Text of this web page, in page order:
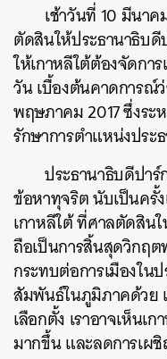
เช้าวันที่ 10 มีนา
ตัดสินให้ประธานาธิบ
ให้เกาหลีใต้ต้องจัดกา
วัน เบื้องต้นคาดการณ์
พฤษภาคม 2017 ซึ่งร
รักษาการตำแหน่งประ
ประธานาธิบดีปา
ข้อหาทุจริต นับเป็นครั้
เกาหลีใต้ ที่ศาลตัดสิน
ถือเป็นการสิ้นสุดวิกฤต
กระทบต่อการเมืองใน
สัมพันธ์ในภูมิภาคด้วย
เลือกตั้ง เราอาจเห็นเ
มากขึ้น และลดการเ